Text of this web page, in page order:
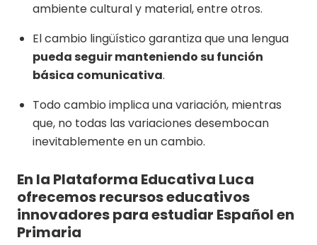
ambiente cultural y material, entre otros.
El cambio lingüístico garantiza que una lengua
pueda seguir manteniendo su función
básica comunicativa.
Todo cambio implica una variación, mientras
que, no todas las variaciones desembocan
inevitablemente en un cambio.
En la Plataforma Educativa Luca
ofrecemos recursos educativos
innovadores para estudiar Español en
Primaria